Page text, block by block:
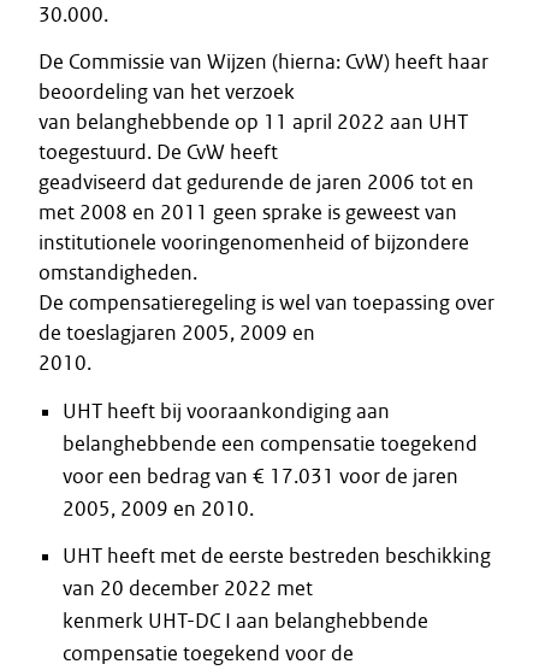
30.000.
De Commissie van Wijzen (hierna: CvW) heeft haar
beoordeling van het verzoek
van belanghebbende op 11 april 2022 aan UHT
toegestuurd. De CvW heeft
geadviseerd dat gedurende de jaren 2006 tot en
met 2008 en 2011 geen sprake is geweest van
institutionele vooringenomenheid of bijzondere
omstandigheden.
De compensatieregeling is wel van toepassing over
de toeslagjaren 2005, 2009 en
2010.
UHT heeft bij vooraankondiging aan
belanghebbende een compensatie toegekend
voor een bedrag van € 17.031 voor de jaren
2005, 2009 en 2010.
UHT heeft met de eerste bestreden beschikking
van 20 december 2022 met
kenmerk UHT-DC I aan belanghebbende
compensatie toegekend voor de